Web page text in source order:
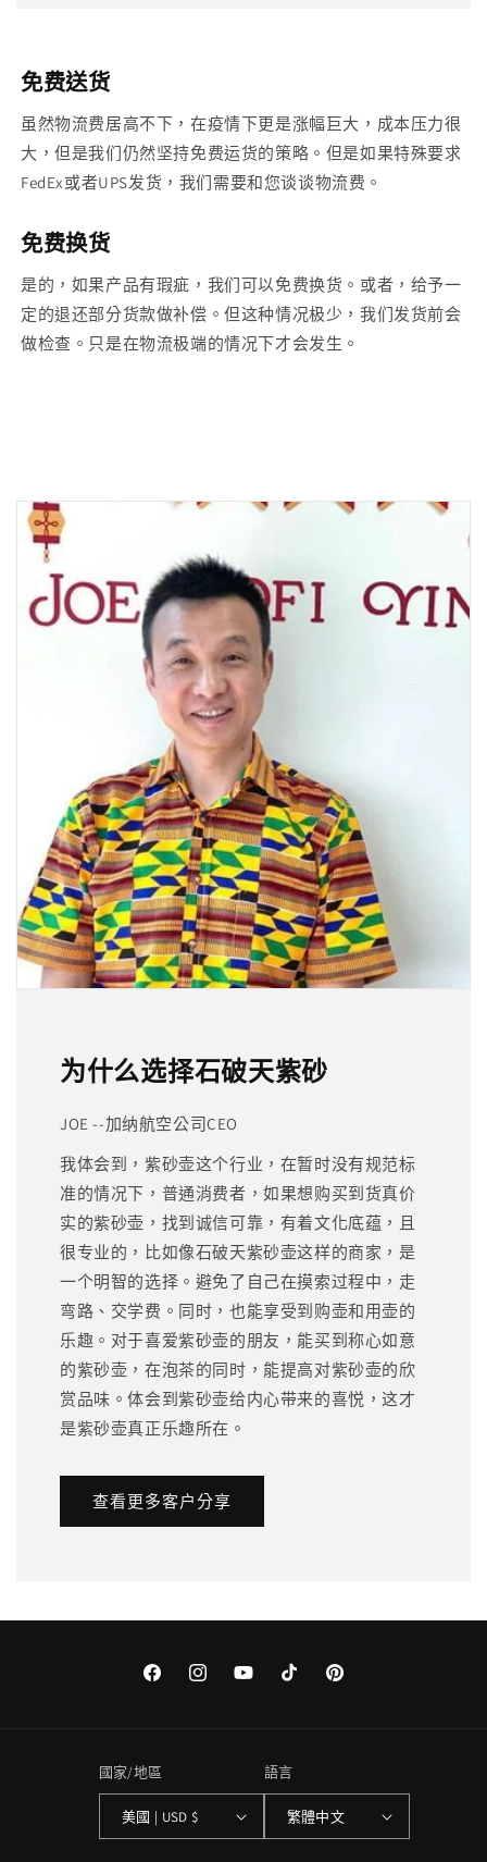
免费送货
虽然物流费居高不下，在疫情下更是涨幅巨大，成本压力很
大，但是我们仍然坚持免费运货的策略。但是如果特殊要求
FedEx或者UPS发货，我们需要和您谈谈物流费。
免费换货
是的，如果产品有瑕疵，我们可以免费换货。或者，给予一
定的退还部分货款做补偿。但这种情况极少，我们发货前会
做检查。只是在物流极端的情况下才会发生。
为什么选择石破天紫砂
JOE --加纳航空公司CEO
我体会到，紫砂壶这个行业，在暂时没有规范标
准的情况下，普通消费者，如果想购买到货真价
实的紫砂壶，找到诚信可靠，有着文化底蕴，且
很专业的，比如像石破天紫砂壶这样的商家，是
一个明智的选择。避免了自己在摸索过程中，走
弯路、交学费。同时，也能享受到购壶和用壶的
乐趣。对于喜爱紫砂壶的朋友，能买到称心如意
的紫砂壶，在泡茶的同时，能提高对紫砂壶的欣
赏品味。体会到紫砂壶给内心带来的喜悦，这才
是紫砂壶真正乐趣所在。
查看更多客户分享
FacebookInstagramYouTubeTikTok Pinterest
國家/地區
美國 | USD $
語言
繁體中文